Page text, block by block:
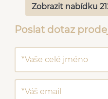
Zobrazit nabídku
Poslat dotaz